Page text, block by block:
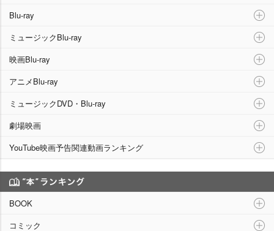
Blu-ray
ミュージックBlu-ray
映画Blu-ray
アニメBlu-ray
ミュージックDVD・Blu-ray
劇場映画
YouTube映画予告関連動画ランキング
BOOK
コミック